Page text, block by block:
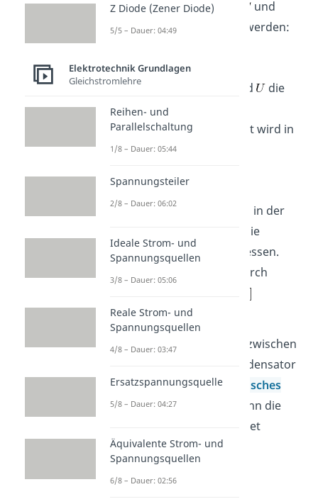
diese definiert durch ein
und
kann wie folgt berechnet werden:
Dabei ist die Ladung und
die
angelegte Spannung am
Kondensator. Die Kapazität wird in
Faradangegeben
Die Ladung wird allgemein in der
und die
Spannung in Volt
gemessen.
Ersteres lässt sich auch durch
ausdrücken.
Zusätzlich handelt es sich zwischen
den Platten im Plattenkondensator
um einhomogenes elektrisches
Feld. Aufgrund dessen kann die
Kapazität auch so berechnet
werden:
Z Diode (Zener Diode)
5/5 – Dauer: 04:49
Elektrotechnik Grundlagen
Gleichstromlehre
Reihen- und
Parallelschaltung
1/8 – Dauer: 05:44
Spannungsteiler
2/8 – Dauer: 06:02
Ideale Strom- und
Spannungsquellen
3/8 – Dauer: 05:06
Reale Strom- und
Spannungsquellen
4/8 – Dauer: 03:47
Ersatzspannungsquelle
5/8 – Dauer: 04:27
Äquivalente Strom- und
Spannungsquellen
6/8 – Dauer: 02:56